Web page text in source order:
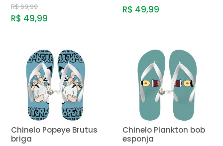
R$ 69,99
R$ 49,99
R$ 49,99
Chinelo Popeye Brutus
briga
Chinelo Plankton bob
esponja